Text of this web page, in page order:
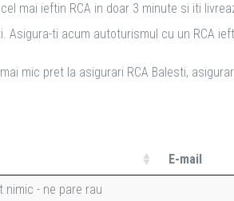
mai ieftin RCA in doar 3 minute si iti
ti acum autoturismul cu un RCA
mic pret la asigurari RCA Balesti,
E-mail
nimic - ne pare rau